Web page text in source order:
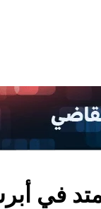
في